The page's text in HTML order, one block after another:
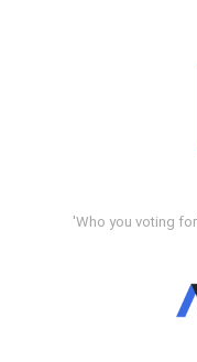
'Who you voting